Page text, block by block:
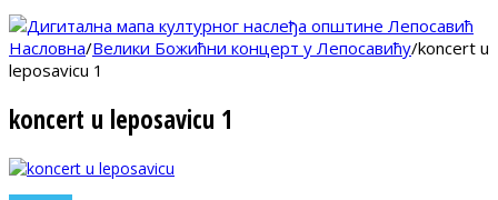
Насловна/Велики Божићни концерт у Лепосавићу/koncert u
leposavicu 1
koncert u leposavicu 1